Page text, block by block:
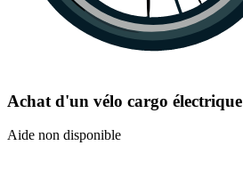
Achat d'un vélo cargo électrique
Aide non disponible